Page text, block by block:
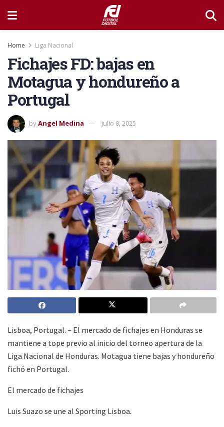
Home Liga Nacional
Fichajes FD: bajas en
Motagua y hondureño a
Portugal
byAngel Medina julio 8, 2025
Lisboa, Portugal. – El mercado de fichajes en Honduras se
mantiene a tope previo al inicio del torneo apertura de la
Liga Nacional de Honduras. Motagua tiene bajas y hondureño
fichó en Portugal.
El mercado de fichajes
Luis Suazo se une al Sporting Lisboa.